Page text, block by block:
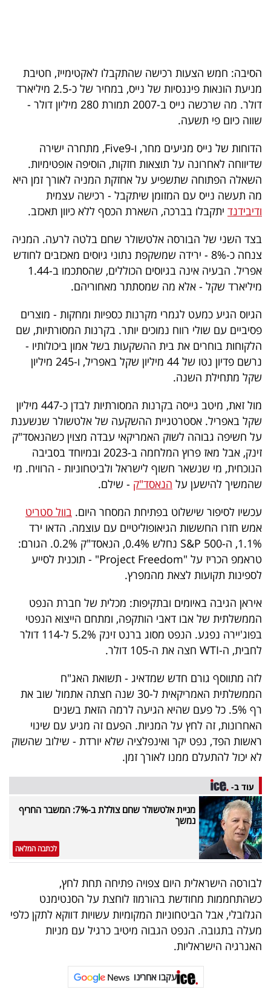
המילון
הכלכלי
פודקאסט
40
UNDER
40
שיתופי
פעולה
דרושים
ניוזלטרים
אדום
פרסמו
באייס
עקבו
אחרינו:
הסיבה: חמש הצעות רכישה שהתקבלו לאקטימייז, חטיבת
מניעת הונאות פיננסיות של נייס, במחיר של כ-2.5 מיליארד
דולר. מה שרכשה נייס ב-2007 תמורת 280 מיליון דולר -
שווה כיום פי תשעה.
הדוחות של נייס מגיעים מחר, ו-Five9, מתחרה ישירה
שדיווחה לאחרונה על תוצאות חזקות, הוסיפה אופטימיות.
השאלה הפתוחה שתשפיע על אחזקת המניה לאורך זמן היא
מה תעשה נייס עם המזומן שיתקבל - רכישה עצמית
ודיבידנד יתקבלו בברכה, השארת הכסף ללא כיוון תאכזב.
בצד השני של הבורסה אלטשולר שחם בלטה לרעה. המניה
צנחה כ-8% - ירידה שמשקפת נתוני גיוסים מאכזבים לחודש
אפריל. הבעיה אינה בגיוסים הכוללים, שהסתכמו ב-1.44
מיליארד שקל - אלא מה שמסתתר מאחוריהם.
הגיוס הגיע כמעט לגמרי מקרנות כספיות ומחקות - מוצרים
פסיביים עם שולי רווח נמוכים יותר. בקרנות המסורתיות, שם
הלקוחות בוחרים את בית ההשקעות בשל אמון ביכולותיו -
נרשם פדיון נטו של 44 מיליון שקל באפריל, ו-245 מיליון
שקל מתחילת השנה.
מול זאת, מיטב גייסה בקרנות המסורתיות לבדן כ-447 מיליון
שקל באפריל. אסטרטגיית ההשקעה של אלטשולר שנשענת
על חשיפה גבוהה לשוק האמריקאי עבדה מצוין כשהנאסד"ק
זינק, אבל מאז פרוץ המלחמה ב-2023 ובמיוחד בסביבה
הנוכחית, מי שנשאר חשוף לישראל ולביטחוניות - הרוויח. מי
שהמשיך להישען על הנאסד"ק - שילם.
עכשיו לסיפור שישלוט בפתיחת המסחר היום. בוול סטריט
אמש חזרו החששות הגיאופוליטיים עם עוצמה. הדאו ירד
1.1%, ה-S&P 500 נחלש 0.4%, הנאסד"ק 0.2%. הגורם:
טראמפ הכריז על "Project Freedom" - תוכנית לסייע
לספינות תקועות לצאת מהמפרץ.
איראן הגיבה באיומים ובתקיפות: מכלית של חברת הנפט
הממשלתית של אבו דאבי הותקפה, ומתחם הייצוא הנפטי
בפוג'יירה נפגע. הנפט מסוג ברנט זינק 5.2% ל-114 דולר
לחבית, ה-WTI חצה את ה-105 דולר.
לזה מתווסף גורם חדש שמדאיג - תשואת האג"ח
הממשלתית האמריקאית ל-30 שנה חצתה אתמול שוב את
רף 5%. כל פעם שהיא הגיעה לרמה הזאת בשנים
האחרונות, זה לחץ על המניות. הפעם זה מגיע עם שינוי
ראשות הפד, נפט יקר ואינפלציה שלא יורדת - שילוב שהשוק
לא יכול להתעלם ממנו לאורך זמן.
עוד ב-
מניית אלטשולר שחם צוללת ב-7%: המשבר החריף
נמשך
לכתבה המלאה
לבורסה הישראלית היום צפויה פתיחה תחת לחץ,
כשהתחממות מחודשת בהורמוז לוחצת על הסנטימנט
הגלובלי, אבל הביטחוניות המקומיות עשויות דווקא לתקן כלפי
מעלה בתגובה. הנפט הגבוה מיטיב כרגיל עם מניות
האנרגיה הישראליות.
עקבו אחרינו